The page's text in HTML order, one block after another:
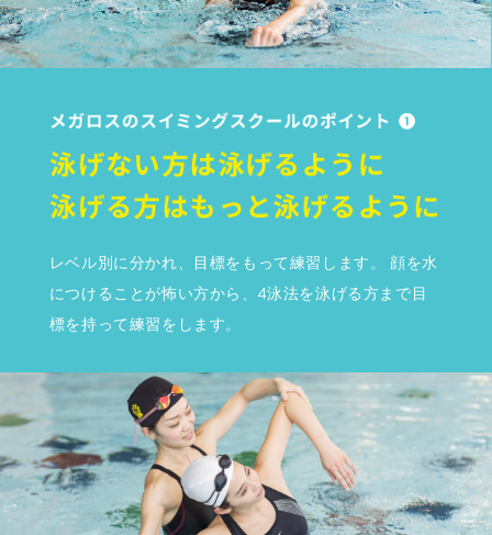
泳ぐことで
健やかに。
SWIMMING
レベル別に分かれ、目標をもって練習します。 顔を水
につけることが怖い方から、4泳法を泳げる方まで目
標を持って練習をします。